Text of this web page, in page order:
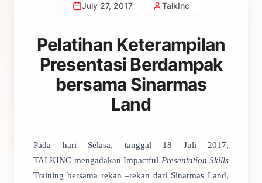
July 27, 2017 TalkInc
Pelatihan Keterampilan
Presentasi Berdampak
bersama Sinarmas
Land
Pada hari Selasa, tanggal 18 Juli 2017,
TALKINC mengadakan Impactful Presentation Skills
Training bersama rekan –rekan dari Sinarmas Land,